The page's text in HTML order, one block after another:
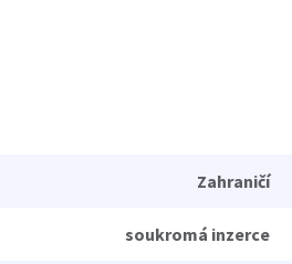
Zahraničí
soukromá inzerce